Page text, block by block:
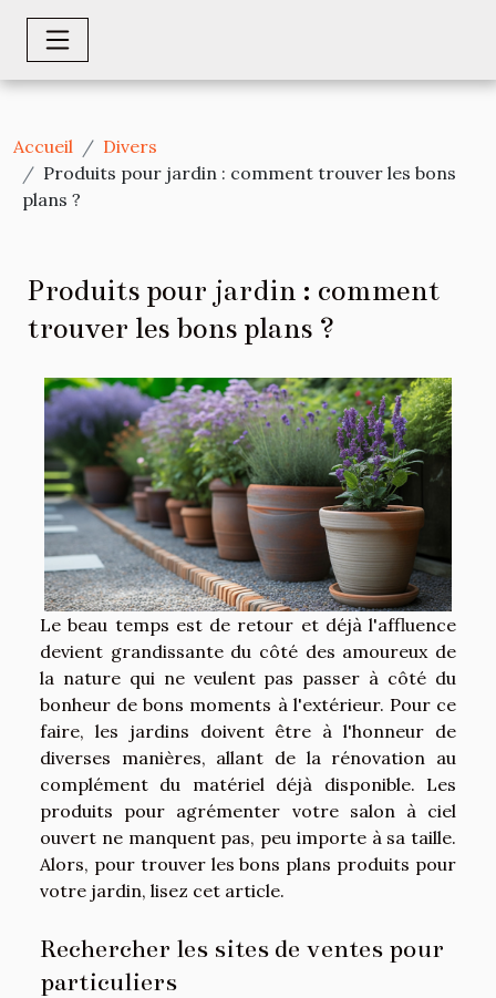
Accueil
Divers
Produits pour jardin : comment trouver les bons
plans ?
Produits pour jardin : comment
trouver les bons plans ?
Le beau temps est de retour et déjà l'affluence
devient grandissante du côté des amoureux de
la nature qui ne veulent pas passer à côté du
bonheur de bons moments à l'extérieur. Pour ce
faire, les jardins doivent être à l'honneur de
diverses manières, allant de la rénovation au
complément du matériel déjà disponible. Les
produits pour agrémenter votre salon à ciel
ouvert ne manquent pas, peu importe à sa taille.
Alors, pour trouver les bons plans produits pour
votre jardin, lisez cet article.
Rechercher les sites de ventes pour
particuliers